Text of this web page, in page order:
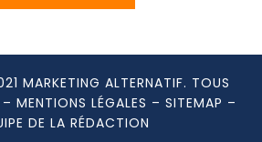
MARKETING ALTERNATIF. TOUS
– MENTIONS LÉGALES – SITEMAP –
DE LA RÉDACTION